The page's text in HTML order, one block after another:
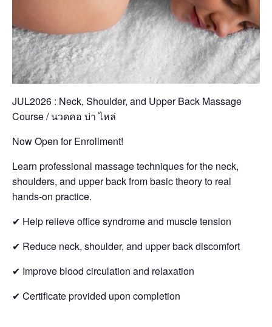
JUL2026 : Neck, Shoulder, and Upper Back Massage
Course / นวดคอ บ่า ไหล่
Now Open for Enrollment!
Learn professional massage techniques for the neck,
shoulders, and upper back from basic theory to real
hands-on practice.
✔ Help relieve office syndrome and muscle tension
✔ Reduce neck, shoulder, and upper back discomfort
✔ Improve blood circulation and relaxation
✔ Certificate provided upon completion